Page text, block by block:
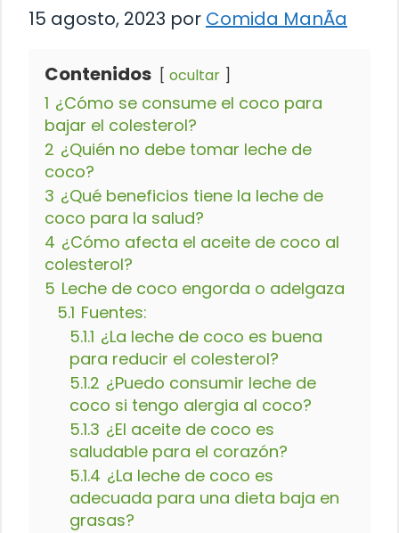
15 agosto, 2023 por Comida ManÃ­a
Contenidos ocultar
1 ¿Cómo se consume el coco para
bajar el colesterol?
2 ¿Quién no debe tomar leche de
coco?
3 ¿Qué beneficios tiene la leche de
coco para la salud?
4 ¿Cómo afecta el aceite de coco al
colesterol?
5 Leche de coco engorda o adelgaza
5.1 Fuentes:
5.1.1 ¿La leche de coco es buena
para reducir el colesterol?
5.1.2 ¿Puedo consumir leche de
coco si tengo alergia al coco?
5.1.3 ¿El aceite de coco es
saludable para el corazón?
5.1.4 ¿La leche de coco es
adecuada para una dieta baja en
grasas?